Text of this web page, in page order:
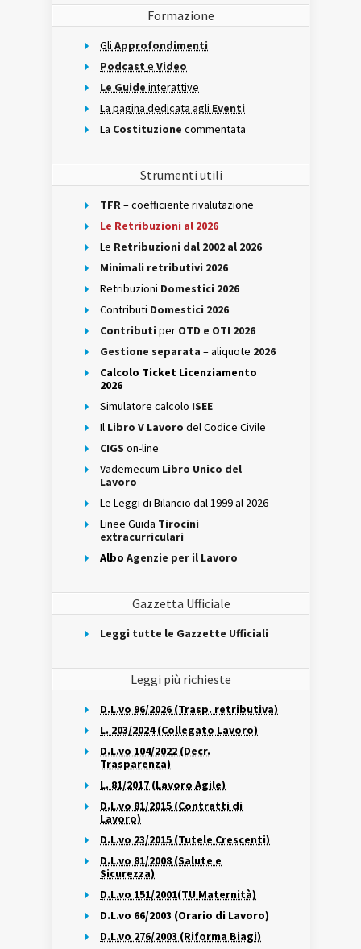
Formazione
Gli Approfondimenti
Podcast e Video
Le Guide interattive
La pagina dedicata agli Eventi
La Costituzione commentata
Strumenti utili
TFR– coefficiente rivalutazione
Le Retribuzioni al 2026
Le Retribuzioni dal 2002 al 2026
Minimali retributivi 2026
Retribuzioni Domestici 2026
Contributi Domestici 2026
Contributi per OTD e OTI 2026
Gestione separata – aliquote 2026
Calcolo Ticket Licenziamento
2026
Simulatore calcolo ISEE
Il Libro V Lavoro del Codice Civile
CIGS on-line
Vademecum Libro Unico del
Lavoro
Le Leggi di Bilancio dal 1999 al 2026
Linee Guida Tirocini
extracurriculari
Albo Agenzie per il Lavoro
Gazzetta Ufficiale
Leggi tutte le Gazzette Ufficiali
Leggi più richieste
D.L.vo 96/2026 (Trasp. retributiva)
L. 203/2024 (Collegato Lavoro)
D.L.vo 104/2022 (Decr.
Trasparenza)
L. 81/2017 (Lavoro Agile)
D.L.vo 81/2015 (Contratti di
Lavoro)
D.L.vo 23/2015 (Tutele Crescenti)
D.L.vo 81/2008 (Salute e
Sicurezza)
D.L.vo 151/2001(TU Maternità)
D.L.vo 66/2003 (Orario di Lavoro)
D.L.vo 276/2003 (Riforma Biagi)